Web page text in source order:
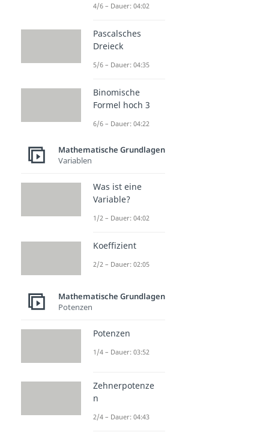
4/6 – Dauer: 04:02
Pascalsches
Dreieck
5/6 – Dauer: 04:35
Binomische
Formel hoch 3
6/6 – Dauer: 04:22
Mathematische Grundlagen
Variablen
Was ist eine
Variable?
1/2 – Dauer: 04:02
Koeffizient
2/2 – Dauer: 02:05
Mathematische Grundlagen
Potenzen
Potenzen
1/4 – Dauer: 03:52
Zehnerpotenze
n
2/4 – Dauer: 04:43